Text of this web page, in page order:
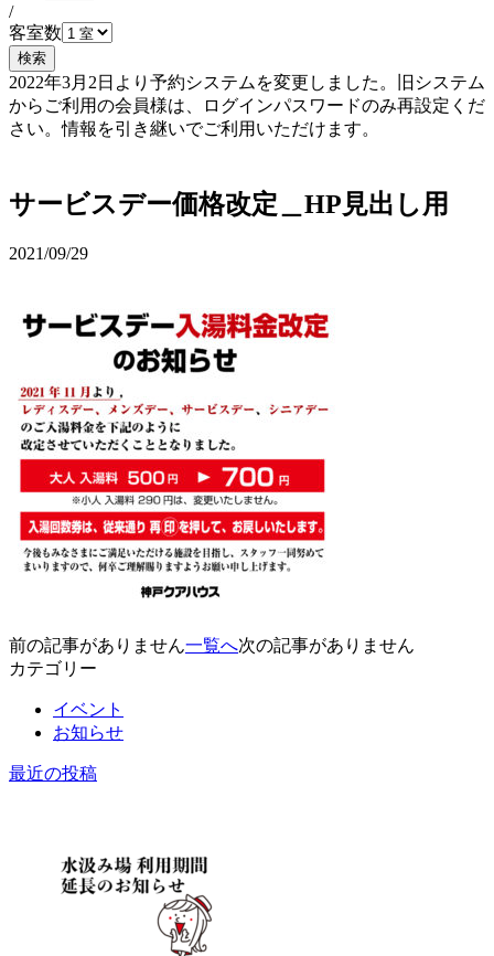
/
客室数
検索
2022年3月2日より予約システムを変更しました。旧システム
からご利用の会員様は、ログインパスワードのみ再設定くだ
さい。情報を引き継いでご利用いただけます。
サービスデー価格改定＿HP見出し用
2021/09/29
前の記事がありません一覧へ次の記事がありません
カテゴリー
イベント
お知らせ
最近の投稿